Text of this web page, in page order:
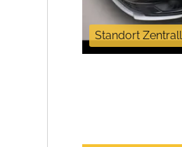
Standort